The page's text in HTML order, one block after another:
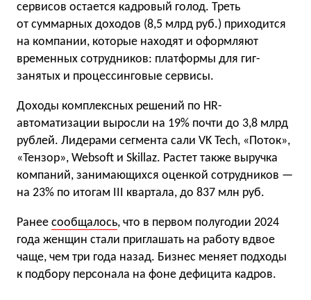
сервисов остается кадровый голод. Треть
от суммарных доходов (8,5 млрд руб.) приходится
на компании, которые находят и оформляют
временных сотрудников: платформы для гиг-
занятых и процессинговые сервисы.
Доходы комплексных решений по HR-
автоматизации выросли на 19% почти до 3,8 млрд
рублей. Лидерами сегмента сали VK Tech, «Поток»,
«Тензор», Websoft и Skillaz. Растет также выручка
компаний, занимающихся оценкой сотрудников —
на 23% по итогам III квартала, до 837 млн руб.
Ранее сообщалось, что в первом полугодии 2024
года женщин стали приглашать на работу вдвое
чаще, чем три года назад. Бизнес меняет подходы
к подбору персонала на фоне дефицита кадров.